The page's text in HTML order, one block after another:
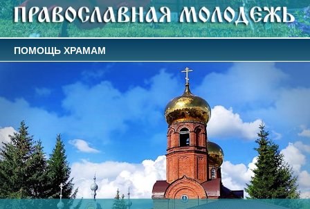
ПОМОЩЬ ХРАМАМ